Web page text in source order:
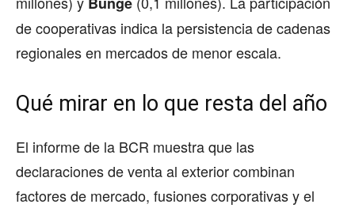
de cooperativas indica la persistencia de cadenas
regionales en mercados de menor escala.
Qué mirar en lo que resta del año
El informe de la BCR muestra que las
declaraciones de venta al exterior combinan
factores de mercado, fusiones corporativas y el